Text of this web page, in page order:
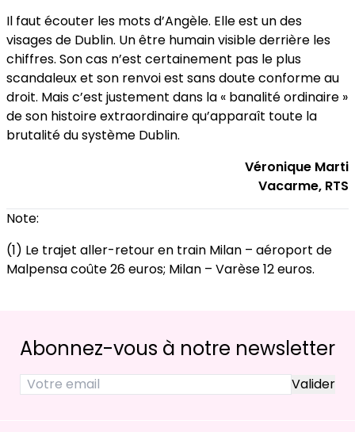
Il faut écouter les mots d’Angèle. Elle est un des
visages de Dublin. Un être humain visible derrière les
chiffres. Son cas n’est certainement pas le plus
scandaleux et son renvoi est sans doute conforme au
droit. Mais c’est justement dans la « banalité ordinaire »
de son histoire extraordinaire qu’apparaît toute la
brutalité du système Dublin.
Véronique Marti
Vacarme, RTS
Note:
(1) Le trajet aller-retour en train Milan – aéroport de
Malpensa coûte 26 euros; Milan – Varèse 12 euros.
Abonnez-vous à notre newsletter